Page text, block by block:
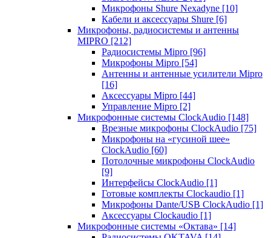
Микрофоны Shure Nexadyne [10]
Кабели и аксессуары Shure [6]
Микрофоны, радиосистемы и антенны
MIPRO [212]
Радиосистемы Mipro [96]
Микрофоны Mipro [54]
Антенны и антенные усилители Mipro
[16]
Аксессуары Mipro [44]
Управление Mipro [2]
Микрофонные системы ClockAudio [148]
Врезные микрофоны ClockAudio [75]
Микрофоны на «гусиной шее»
ClockAudio [60]
Потолочные микрофоны ClockAudio
[9]
Интерфейсы ClockAudio [1]
Готовые комплекты Clockaudio [1]
Микрофоны Dante/USB ClockAudio [1]
Аксессуары Clockaudio [1]
Микрофонные системы «Октава» [14]